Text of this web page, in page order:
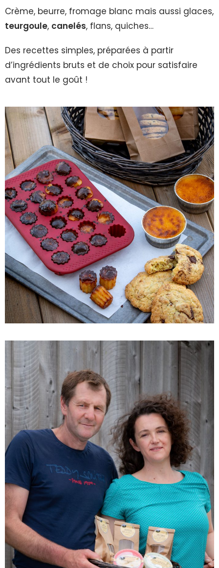
Crème, beurre, fromage blanc mais aussi glaces,
teurgoule, canelés, flans, quiches…
Des recettes simples, préparées à partir
d’ingrédients bruts et de choix pour satisfaire
avant tout le goût !